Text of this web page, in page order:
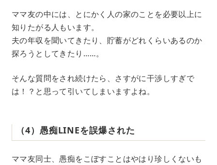
ママ友の中には、とにかく人の家のことを必要以上に
知りたがる人もいます。
夫の年収を聞いてきたり、貯蓄がどれくらいあるのか
探ろうとしてきたり……。
そんな質問をされ続けたら、さすがに干渉しすぎで
は！？と思って引いてしまいますよね。
（4）愚痴LINEを誤爆された
ママ友同士、愚痴をこぼすことはやはり珍しくないも